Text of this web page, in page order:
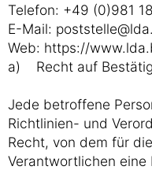
Telefon: +49 (0)981
E-Mail:
Web: https://
a) Recht auf
Jede betroffene
Richtlinien- und
Recht, von dem für
Verantwortlichen eine